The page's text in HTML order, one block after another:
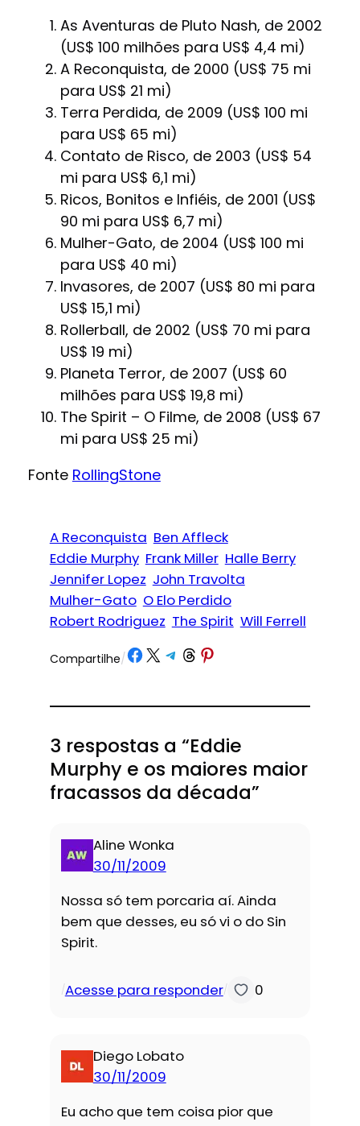
As Aventuras de Pluto Nash, de 2002
(US$ 100 milhões para US$ 4,4 mi)
A Reconquista, de 2000 (US$ 75 mi
para US$ 21 mi)
Terra Perdida, de 2009 (US$ 100 mi
para US$ 65 mi)
Contato de Risco, de 2003 (US$ 54
mi para US$ 6,1 mi)
Ricos, Bonitos e Infiéis, de 2001 (US$
90 mi para US$ 6,7 mi)
Mulher-Gato, de 2004 (US$ 100 mi
para US$ 40 mi)
Invasores, de 2007 (US$ 80 mi para
US$ 15,1 mi)
Rollerball, de 2002 (US$ 70 mi para
US$ 19 mi)
Planeta Terror, de 2007 (US$ 60
milhões para US$ 19,8 mi)
The Spirit – O Filme, de 2008 (US$ 67
mi para US$ 25 mi)
Fonte RollingStone
A Reconquista Ben Affleck
Eddie Murphy Frank Miller Halle Berry
Jennifer Lopez John Travolta
Mulher-Gato O Elo Perdido
Robert Rodriguez The Spirit Will Ferrell
Compartilhe/Share on Facebook
Share on X Share on Telegram
Share on Threads
Share on Pinterest
3 respostas a “Eddie
Murphy e os maiores maior
fracassos da década”
Aline Wonka
30/11/2009
Nossa só tem porcaria aí. Ainda
bem que desses, eu só vi o do Sin
Spirit.
/Acesse para responder/ 0
Diego Lobato
30/11/2009
Eu acho que tem coisa pior que